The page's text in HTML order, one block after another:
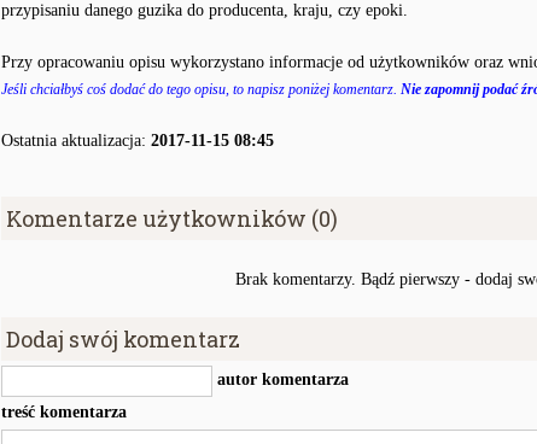
przypisaniu danego guzika do producenta, kraju, czy epoki.
Przy opracowaniu opisu wykorzystano informacje od użytkowników oraz
Jeśli chciałbyś coś dodać do tego opisu, to napisz poniżej komentarz. Nie zapomnij podać
Ostatnia aktualizacja: 2017-11-15 08:45
Komentarze użytkowników (0)
Brak komentarzy. Bądź pierwszy - dodaj
Dodaj swój komentarz
autor komentarza
treść komentarza